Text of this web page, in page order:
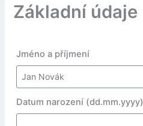
Základní údaje
Jméno a příjmení
Datum narození (dd.mm.yyyy)